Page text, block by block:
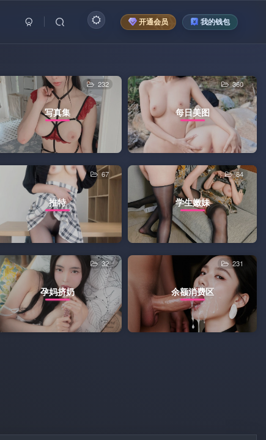
开通会员 我的钱包
写真集
232
每日美图
360
推特
67
学生嫩妹
84
孕妈挤奶
32
余额消费区
231